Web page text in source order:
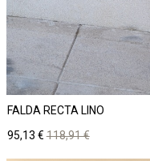
FALDA RECTA LINO
Precio
95,13 €Precio
base
118,91 €